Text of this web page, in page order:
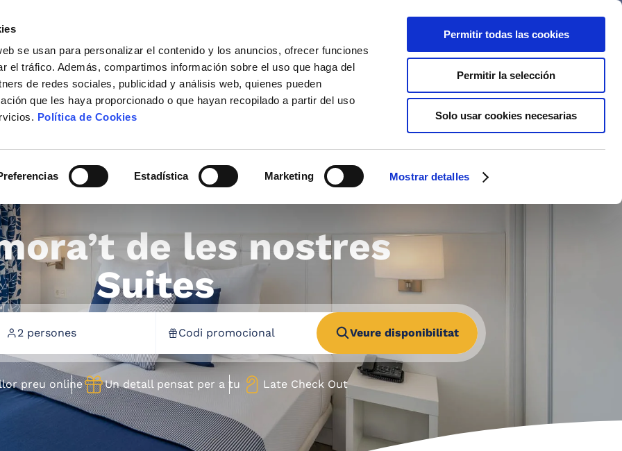
se usan para personalizar el contenido y los anuncios, ofrecer funciones
el tráfico. Además, compartimos información sobre el uso que haga del
de redes sociales, publicidad y análisis web, quienes pueden
que les haya proporcionado o que hayan recopilado a partir del uso
Política de Cookies
Estadística Marketing Mostrar detalles
Permitir todas las cookies
Permitir la selección
Solo usar cookies necesarias
Confirmar
IniciHabitacions OfertesGaleria
GastronomiaServeis i Instal·lacions
Activitats Blog
Passeig Marítim, s/n 08398
Santa Susanna (Barcelona) Espanya
reservas@tahitiplaya.com
de les nostres
Suites
2 persones
(8+) Nens (4-7)
Codi promocional Veure disponibilitat
preu online Un detall pensat per a tu Late Check Out